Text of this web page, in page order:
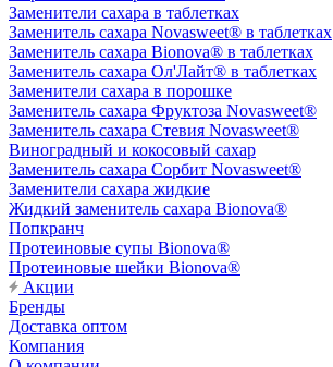
Заменители сахара в таблетках
Заменитель сахара Novasweet® в таблетках
Заменитель сахара Bionova® в таблетках
Заменитель сахара Ол'Лайт® в таблетках
Заменители сахара в порошке
Заменитель сахара Фруктоза Novasweet®
Заменитель сахара Стевия Novasweet®
Виноградный и кокосовый сахар
Заменитель сахара Сорбит Novasweet®
Заменители сахара жидкие
Жидкий заменитель сахара Bionova®
Попкранч
Протеиновые супы Bionova®
Протеиновые шейки Bionova®
Акции
Бренды
Доставка оптом
Компания